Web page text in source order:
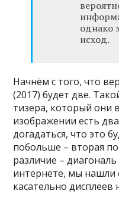
однако
исход.
Начнём с того, что
(2017) будет две.
тизера, который они
изображении есть
догадаться, что это
побольше – вторая
различие –
интернете, мы
касательно дисплеев